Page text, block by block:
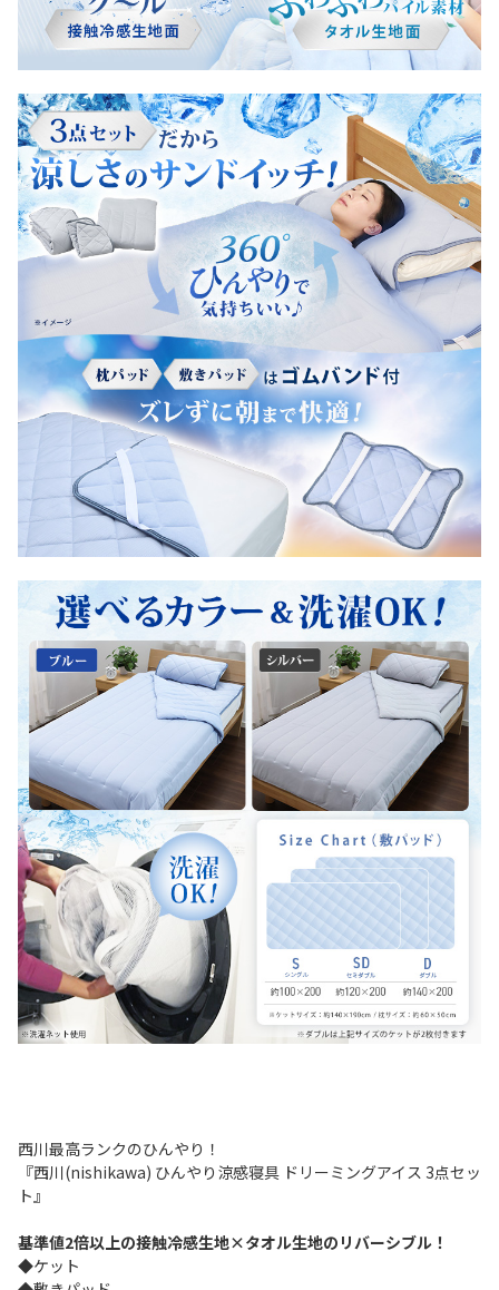
西川最高ランクのひんやり！
『西川(nishikawa) ひんやり涼感寝具 ドリーミングアイス 3点セッ
ト』
基準値2倍以上の接触冷感生地×タオル生地のリバーシブル！
◆ケット